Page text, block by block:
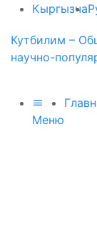
Кыргызча
Кутбилим –
научно-
Меню